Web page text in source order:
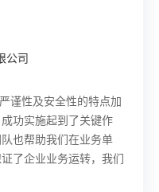
体技术有限公司
平台，其先进的功能开
策团队专业、敬业，和
、实施的系统上线时间
对此给予真心的肯定。
有限公司
单证、寻单等需求都能
售中还是售后环节，客
解决。
)股份有限公司
作效率，感谢上海达策
望同上海达策公司在未
。
责任公司
位管理、先进先出等需
到质量批次追踪。
有限公司
提升了工作效率以及整
好的视听和服务享受
公司
谨性及安全性的特点加
功实施起到了关键作
也帮助我们在业务单
了企业业务运转，我们
公司
天覆地的变化，提高了
来说，过程是痛苦的，
有限公司
制造管理功能极大地满
，提高了业务流程的执
作让我们受益匪浅，使
。